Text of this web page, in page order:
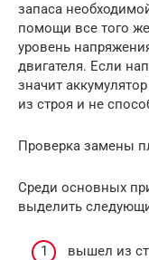
запаса
помощи все того
уровень
двигателя. Если
значит
из строя и не
Проверка замены
Среди основных
выделить
вышел из